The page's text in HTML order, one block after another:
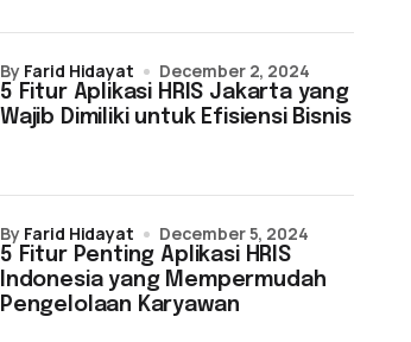
5 Fitur Aplikasi HRIS Jakarta yang
Wajib Dimiliki untuk Efisiensi Bisnis
by Farid Hidayat December 2, 2024
5 Fitur Penting Aplikasi HRIS
Indonesia yang Mempermudah
Pengelolaan Karyawan
by Farid Hidayat December 5, 2024